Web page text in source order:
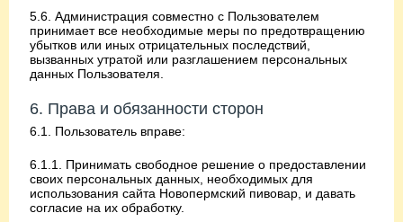
5.6. Администрация совместно с Пользователем
принимает все необходимые меры по предотвращению
убытков или иных отрицательных последствий,
вызванных утратой или разглашением персональных
данных Пользователя.
6. Права и обязанности сторон
6.1. Пользователь вправе:
6.1.1. Принимать свободное решение о предоставлении
своих персональных данных, необходимых для
использования сайта Новопермский пивовар, и давать
согласие на их обработку.